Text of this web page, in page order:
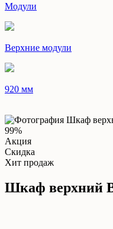
Модули
Верхние модули
920 мм
99%
Акция
Скидка
Хит продаж
Шкаф верхний